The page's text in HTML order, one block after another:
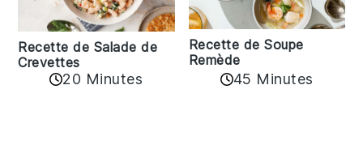
Recette de Salade de
Crevettes
20 Minutes
Recette de Soupe
Remède
45 Minutes